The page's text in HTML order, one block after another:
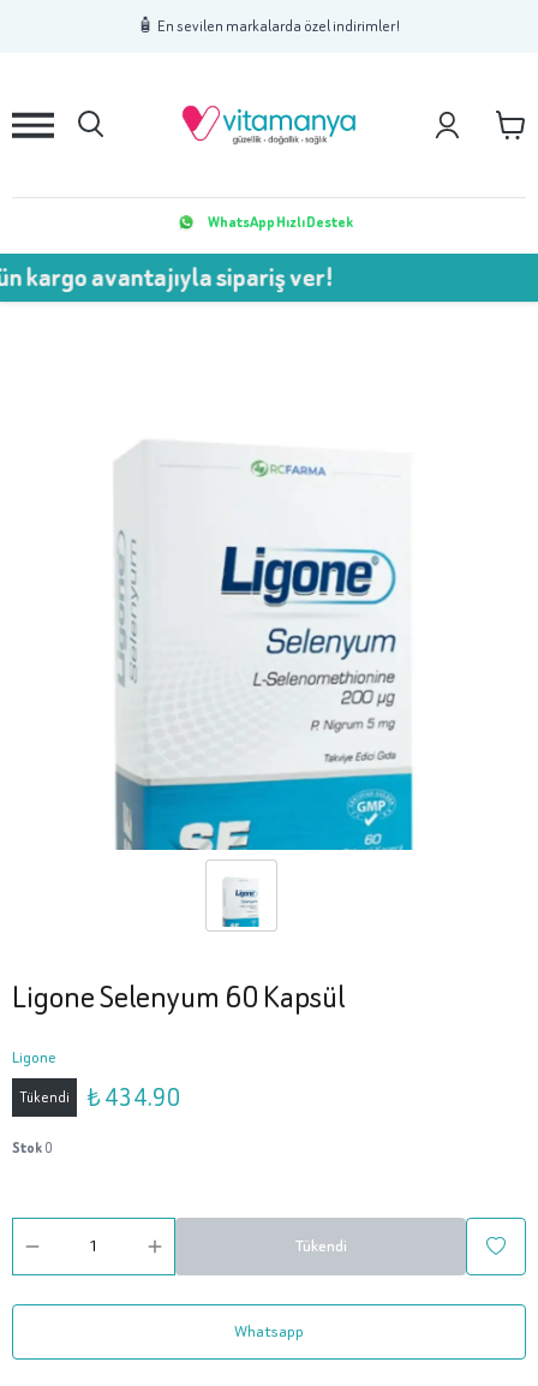
🧴 En sevilen markalarda özel indirimler!
2 3
WhatsApp Hızlı Destek
kargo avantajıyla sipariş ver!
Ligone Selenyum 60 Kapsül
Ligone
Tükendi ₺ 434.90
Stok0
Tükendi
Whatsapp